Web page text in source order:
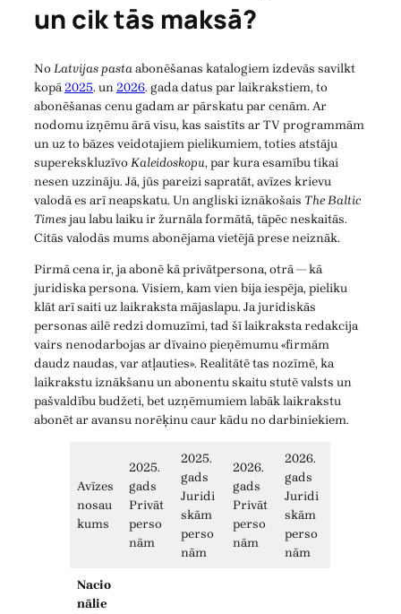
un cik tās maksā?
NoLatvijas pastaabonēšanas katalogiem izdevās savilkt
kopā2025. un2026. gada datus par laikrakstiem, to
abonēšanas cenu gadam ar pārskatu par cenām. Ar
nodomu izņēmu ārā visu, kas saistīts ar TV programmām
un uz to bāzes veidotajiem pielikumiem, toties atstāju
superekskluzīvoKaleidoskopu, par kura esamību tikai
nesen uzzināju. Jā, jūs pareizi sapratāt, avīzes krievu
valodā es arī neapskatu. Un angliski iznākošais The Baltic
Timesjau labu laiku ir žurnāla formātā, tāpēc neskaitās.
Citās valodās mums abonējama vietējā prese neiznāk.
Pirmā cena ir, ja abonē kā privātpersona, otrā — kā
juridiska persona. Visiem, kam vien bija iespēja, pieliku
klāt arī saiti uz laikraksta mājaslapu. Ja juridiskās
personas ailē redzi domuzīmi, tad šī laikraksta redakcija
vairs nenodarbojas ar dīvaino pieņēmumu «firmām
daudz naudas, var atļauties». Realitātē tas nozīmē, ka
laikrakstu iznākšanu un abonentu skaitu stutē valsts un
pašvaldību budžeti, bet uzņēmumiem labāk laikrakstu
abonēt ar avansu norēķinu caur kādu no darbiniekiem.
Avīzes
nosau
kums
2025.
gads
Privāt
perso
nām
2025.
gads
Juridi
skām
perso
nām
2026.
gads
Privāt
perso
nām
2026.
gads
Juridi
skām
perso
nām
Nacio
nālie